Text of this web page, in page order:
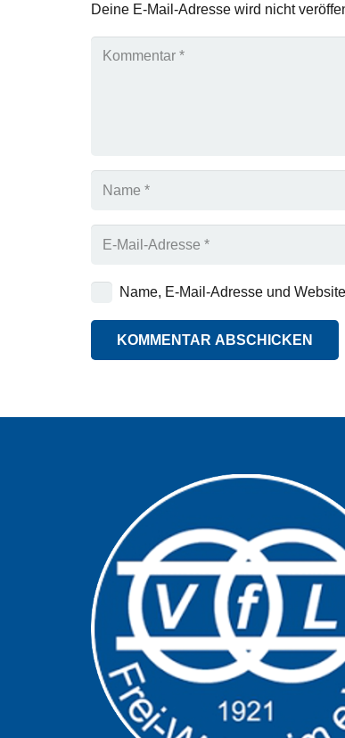
Deine E-Mail-Adresse wird nicht
Name, E-Mail-Adresse und
KOMMENTAR ABSCHICKEN